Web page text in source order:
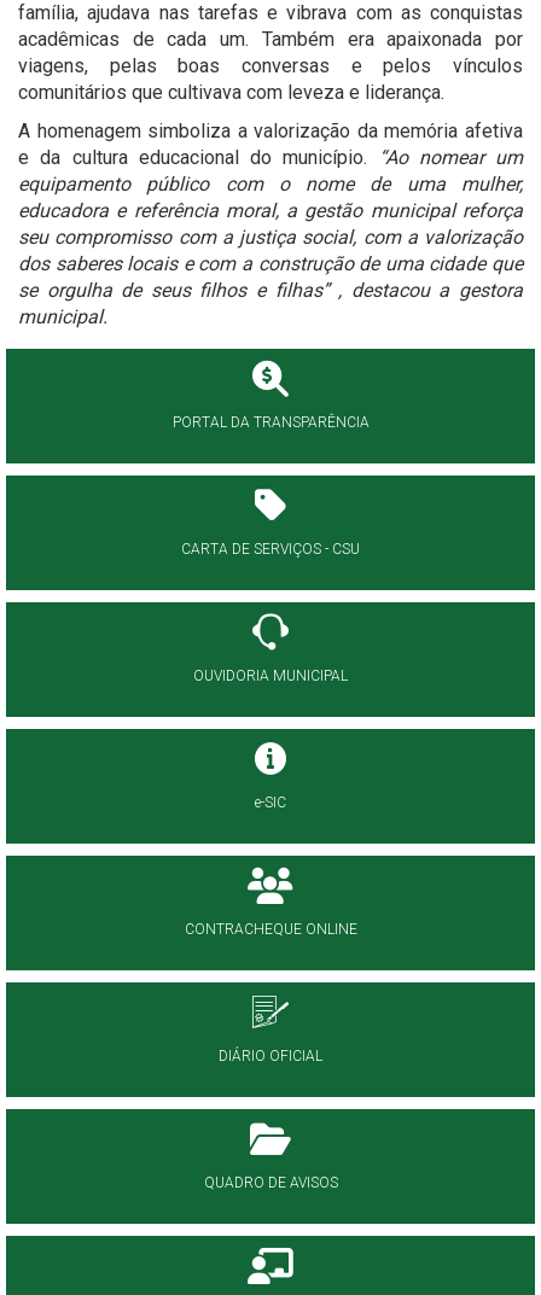
família, ajudava nas tarefas e vibrava com as conquistas
acadêmicas de cada um. Também era apaixonada por
viagens, pelas boas conversas e pelos vínculos
comunitários que cultivava com leveza e liderança.
A homenagem simboliza a valorização da memória afetiva
e da cultura educacional do município.
“Ao nomear um
equipamento público com o nome de uma mulher,
educadora e referência moral, a gestão municipal reforça
seu compromisso com a justiça social, com a valorização
dos saberes locais e com a construção de uma cidade que
se orgulha de seus filhos e filhas” , destacou a gestora
municipal.
PORTAL DA TRANSPARÊNCIA
CARTA DE SERVIÇOS - CSU
OUVIDORIA MUNICIPAL
e-SIC
CONTRACHEQUE ONLINE
DIÁRIO OFICIAL
QUADRO DE AVISOS